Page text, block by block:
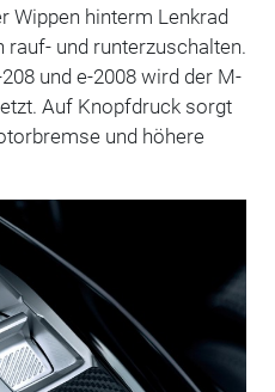
Wippen hinterm Lenkrad
rauf- und runterzuschalten.
und e-2008 wird der M-
Auf Knopfdruck sorgt
und höhere